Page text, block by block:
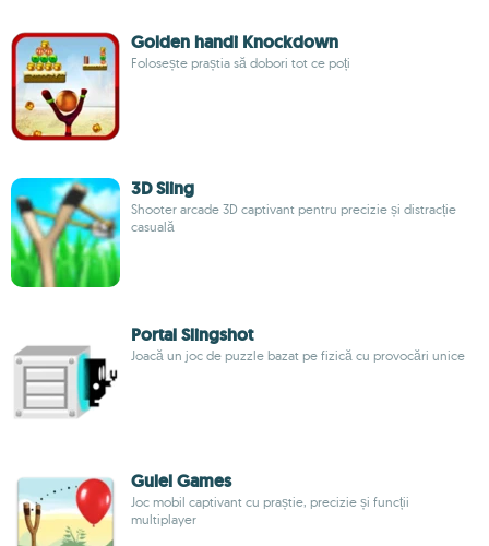
Golden handi Knockdown
Folosește praștia să dobori tot ce poți
3D Sling
Shooter arcade 3D captivant pentru precizie și distracție
casuală
Portal Slingshot
Joacă un joc de puzzle bazat pe fizică cu provocări unice
Gulel Games
Joc mobil captivant cu praștie, precizie și funcții
multiplayer